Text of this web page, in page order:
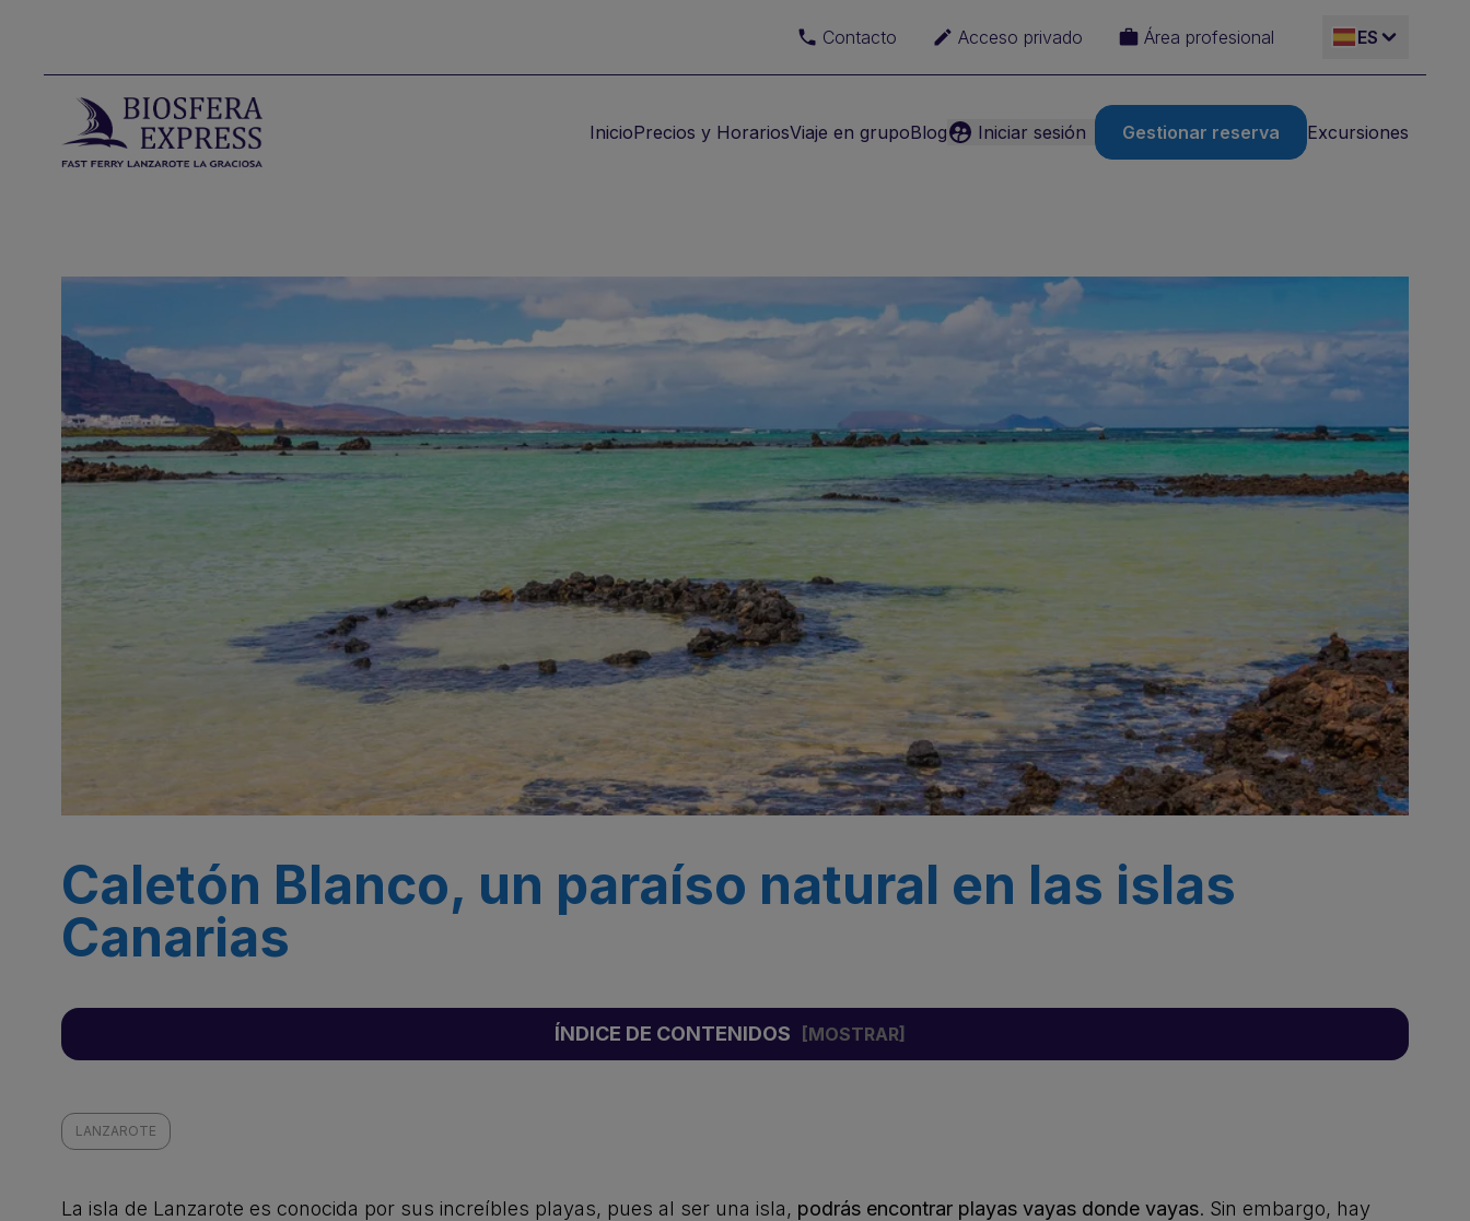
Contacto Acceso privado Área profesional ES
InicioPrecios y HorariosViaje en grupoBlog Iniciar sesión Gestionar reserva Excursiones
Caletón Blanco, un paraíso natural en las islas
Canarias
ÍNDICE DE CONTENIDOS
LANZAROTE
La isla de Lanzarote es conocida por sus increíbles playas, pues al ser una isla, podrás encontrar playas vayas donde vayas. Sin embargo, hay